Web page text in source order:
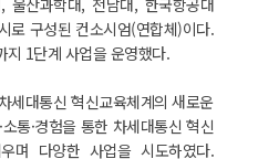
울산과학대, 전남대, 한국항공대
로 구성된 컨소시엄(연합체)이다.
1단계 사업을 운영했다.
세대통신 혁신교육체계의 새로운
통·경험을 통한 차세대통신 혁신
며 다양한 사업을 시도하였다.